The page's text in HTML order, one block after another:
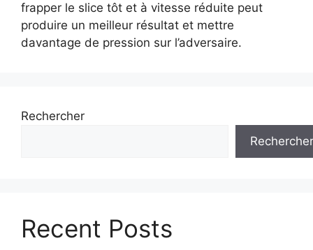
frapper le slice tôt et à vitesse réduite peut
produire un meilleur résultat et mettre
davantage de pression sur l’adversaire.
Rechercher
Rechercher
Recent Posts